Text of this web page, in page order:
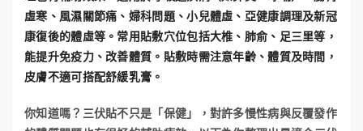
虛寒、風濕關節痛、婦科問題、小兒體虛、亞健康調理及新冠
康復後的體虛等。常用貼敷穴位包括大椎、肺俞、足三里等，
能提升免疫力、改善體質。貼敷時需注意年齡、體質及時間，
皮膚不適可搭配舒緩乳膏。
你知道嗎？三伏貼不只是「保健」，對許多慢性病與反覆發作